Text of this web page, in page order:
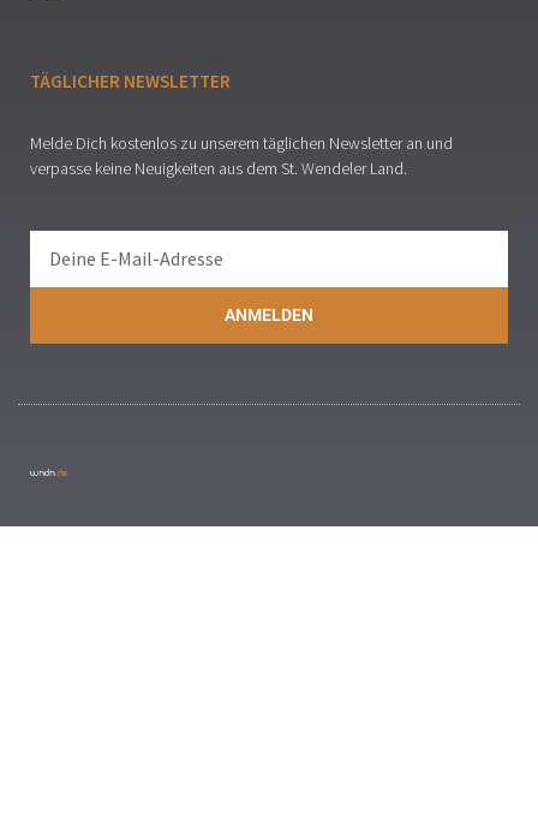
TÄGLICHER NEWSLETTER
Melde Dich kostenlos zu unserem täglichen Newsletter an und
verpasse keine Neuigkeiten aus dem St. Wendeler Land.
ANMELDEN